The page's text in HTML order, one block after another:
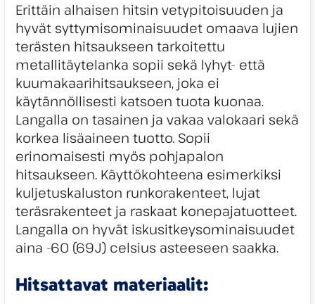
Erittäin alhaisen hitsin vetypitoisuuden ja
hyvät syttymisominaisuudet omaava lujien
terästen hitsaukseen tarkoitettu
metallitäytelanka sopii sekä lyhyt- että
kuumakaarihitsaukseen, joka ei
käytännöllisesti katsoen tuota kuonaa.
Langalla on tasainen ja vakaa valokaari sekä
korkea lisäaineen tuotto. Sopii
erinomaisesti myös pohjapalon
hitsaukseen. Käyttökohteena esimerkiksi
kuljetuskaluston runkorakenteet, lujat
teräsrakenteet ja raskaat konepajatuotteet.
Langalla on hyvät iskusitkeysominaisuudet
aina -60 (69J) celsius asteeseen saakka.
Hitsattavat materiaalit: